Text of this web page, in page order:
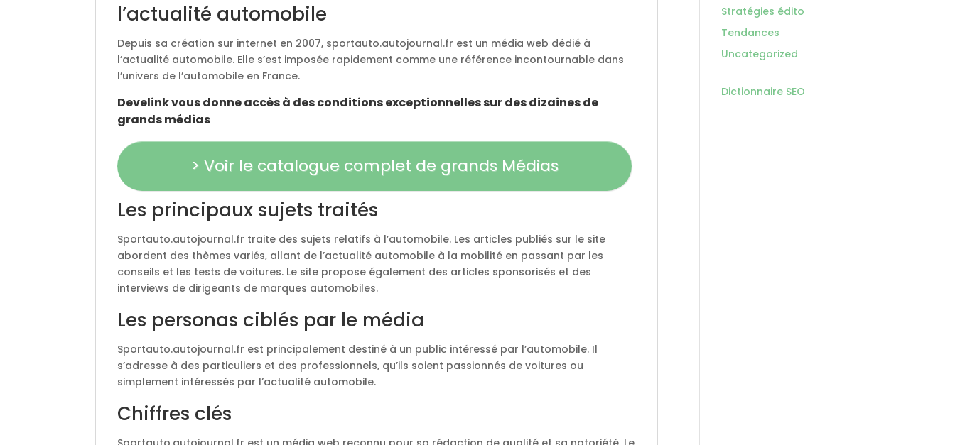
l’actualité automobile
Depuis sa création sur internet en 2007, sportauto.autojournal.fr est un média web dédié à
l’actualité automobile. Elle s’est imposée rapidement comme une référence incontournable dans
l’univers de l’automobile en France.
Develink vous donne accès à des conditions exceptionnelles sur des dizaines de
grands médias
> Voir le catalogue complet de grands Médias
Les principaux sujets traités
Sportauto.autojournal.fr traite des sujets relatifs à l’automobile. Les articles publiés sur le site
abordent des thèmes variés, allant de l’actualité automobile à la mobilité en passant par les
conseils et les tests de voitures. Le site propose également des articles sponsorisés et des
interviews de dirigeants de marques automobiles.
Les personas ciblés par le média
Sportauto.autojournal.fr est principalement destiné à un public intéressé par l’automobile. Il
s’adresse à des particuliers et des professionnels, qu’ils soient passionnés de voitures ou
simplement intéressés par l’actualité automobile.
Chiffres clés
Stratégies édito
Tendances
Uncategorized
Dictionnaire SEO